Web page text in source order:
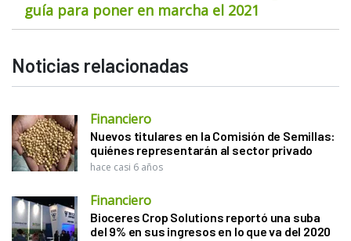
guía para poner en marcha el 2021
Noticias relacionadas
Financiero
Nuevos titulares en la Comisión de Semillas:
quiénes representarán al sector privado
hace casi 6 años
Financiero
Bioceres Crop Solutions reportó una suba
del 9% en sus ingresos en lo que va del 2020